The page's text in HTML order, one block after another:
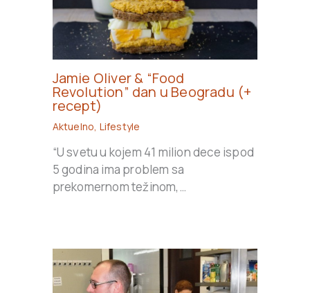
Jamie Oliver & “Food
Revolution” dan u Beogradu (+
recept)
Aktuelno Lifestyle
“U svetu u kojem 41 milion dece ispod
5 godina ima problem sa
prekomernom težinom,…